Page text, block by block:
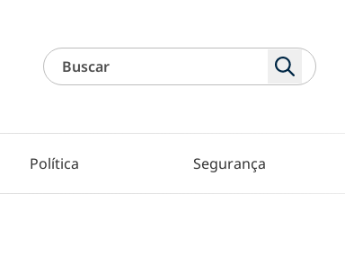
Política Segurança